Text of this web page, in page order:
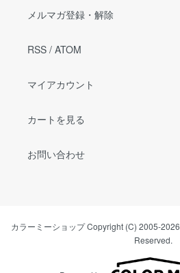
メルマガ登録・解除
RSS / ATOM
マイアカウント
カートを見る
お問い合わせ
カラーミーショップCopyright (C) 2005-2026
Reserved.